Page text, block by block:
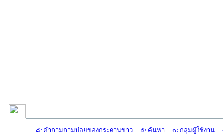
คำถามถามบ่อยของกระดานข่าว ค้นหา กลุ่มผู้ใช้งาน